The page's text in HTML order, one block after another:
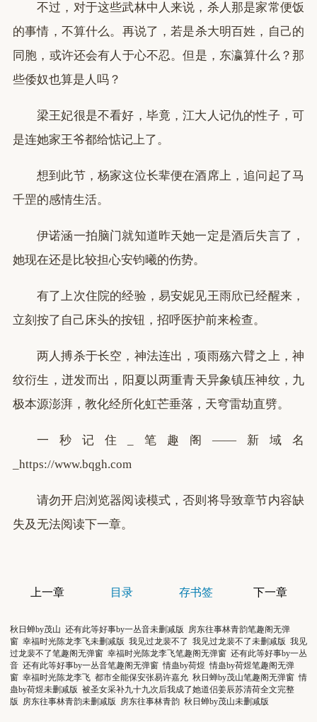
不过，对于这些武林中人来说，杀人那是家常便饭
的事情，不算什么。再说了，若是杀大明百姓，自己的
同胞，或许还会有人于心不忍。但是，东瀛算什么？那
些倭奴也算是人吗？
梁王妃很是不看好，毕竟，江大人记仇的性子，可
是连她家王爷都给惦记上了。
想到此节，杨家这位长辈便在酒席上，追问起了马
千罡的感情生活。
伊诺涵一拍脑门就知道昨天她一定是酒后失言了，
她现在还是比较担心安钧曦的伤势。
有了上次住院的经验，易安妮见王雨欣已经醒来，
立刻按了自己床头的按钮，招呼医护前来检查。
两人搏杀于长空，神法连出，项雨殇六臂之上，神
纹衍生，迸发而出，阳夏以两重青天异象镇压神纹，九
极本源澎湃，教化经所化虹芒垂落，天穹雷劫直劈。
一秒记住_笔趣阁——新域名
_https://www.bqgh.com
请勿开启浏览器阅读模式，否则将导致章节内容缺
失及无法阅读下一章。
上一章 目录 存书签 下一章
秋日蝉by茂山 还有此等好事by一丛音未删减版 房东往事林青韵笔趣阁无弹
窗 幸福时光陈龙李飞未删减版 我见过龙裴不了 我见过龙裴不了未删减版 我见
过龙裴不了笔趣阁无弹窗 幸福时光陈龙李飞笔趣阁无弹窗 还有此等好事by一丛
音 还有此等好事by一丛音笔趣阁无弹窗 情蛊by荷煜 情蛊by荷煜笔趣阁无弹
窗 幸福时光陈龙李飞 都市全能保安张易许嘉允 秋日蝉by茂山笔趣阁无弹窗 情
蛊by荷煜未删减版 被圣女采补九十九次后我成了她道侣姜辰苏清荷全文完整
版 房东往事林青韵未删减版 房东往事林青韵 秋日蝉by茂山未删减版